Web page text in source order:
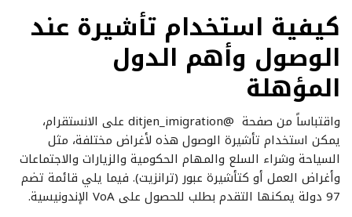
كيفية استخدام تأشيرة عند
الوصول وأهم الدول
المؤهلة
واقتباساً من صفحة @ditjen_imigration على الانستقرام،
يمكن استخدام تأشيرة الوصول هذه لأغراض مختلفة، مثل
السياحة وشراء السلع والمهام الحكومية والزيارات والاجتماعات
وأغراض العمل أو كتأشيرة عبور (ترانزيت). فيما يلي قائمة تضم
97 دولة يمكنها التقدم بطلب للحصول على VoA الإندونيسية.